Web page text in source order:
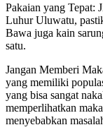
Pakaian yang Tepat:
Luhur Uluwatu,
Bawa juga kain
satu.
Jangan Memberi
yang memiliki
yang bisa sangat
memperlihatkan
menyebabkan